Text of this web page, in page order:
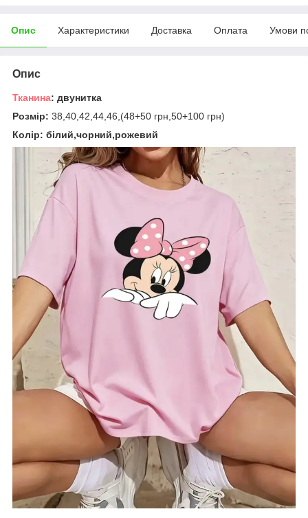
Опис Характеристики Доставка Оплата Умови
Опис
Тканина: двунитка
Розмір: 38,40,42,44,46,(48+50 грн,50+100 грн)
Колір: білий,чорний,рожевий